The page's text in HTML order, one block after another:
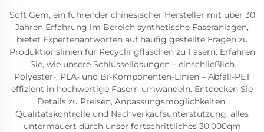
Soft Gem, ein führender chinesischer Hersteller mit über 30
Jahren Erfahrung im Bereich synthetische Faseranlagen,
bietet Expertenantworten auf häufig gestellte Fragen zu
Produktionslinien für Recyclingflaschen zu Fasern. Erfahren
Sie, wie unsere Schlüssellösungen – einschließlich
Polyester-, PLA- und Bi-Komponenten-Linien – Abfall-PET
effizient in hochwertige Fasern umwandeln. Entdecken Sie
Details zu Preisen, Anpassungsmöglichkeiten,
Qualitätskontrolle und Nachverkaufsunterstützung, alles
untermauert durch unser fortschrittliches 30.000qm